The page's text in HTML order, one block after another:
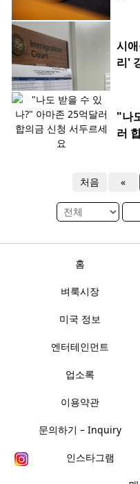
시
리'
"나
러
처음 «
홈
벼룩시장
미국 정보
엔터테인먼트
업소록
이용약관
문의하기 – Inquiry
인스타그램